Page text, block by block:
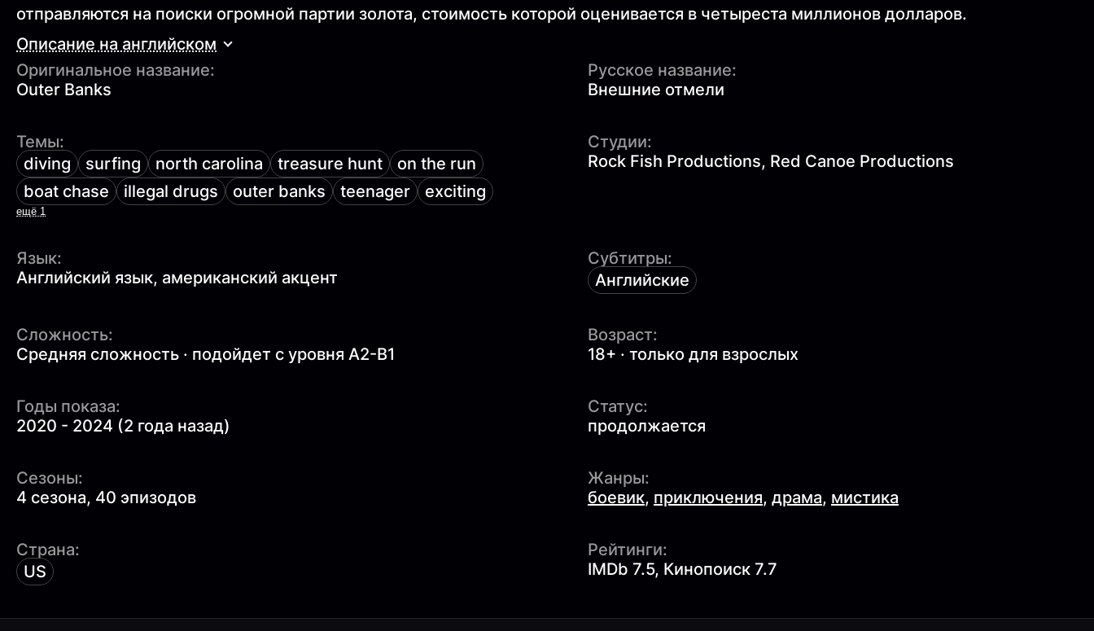
отправляются на поиски огромной партии золота, стоимость которой оценивается в четыреста миллионов долларов.
Описание на английском
Оригинальное название:
Outer Banks
Русское название:
Внешние отмели
Темы:
diving
surfing north carolina treasure hunt
on the run
boat chase
illegal drugs outer banks teenager exciting
ещё 1
Студии:
Rock Fish Productions, Red Canoe Productions
Язык:
Английский язык, американский акцент
Субтитры:
Английские
Сложность:
Средняя сложность · подойдет с уровня A2-B1
Возраст:
18+ · только для взрослых
Годы показа:
2020 - 2024 (2 года назад)
Статус:
продолжается
Сезоны:
4 сезона, 40 эпизодов
Жанры:
боевик, приключения, драма, мистика
Страна:
US
Рейтинги:
IMDb 7.5, Кинопоиск 7.7